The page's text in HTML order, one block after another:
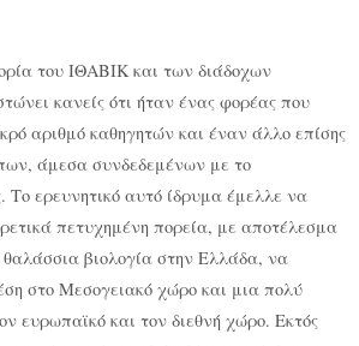
του ΙΘΑΒΙΚ και των διάδοχων
κανείς ότι ήταν ένας φορέας που
αριθμό καθηγητών και έναν άλλο επίσης
άμεσα συνδεδεμένων με το
Το ερευνητικό αυτό ίδρυμα έμελλε να
πετυχημένη πορεία, με αποτέλεσμα
βιολογία στην Ελλάδα, να
στο Μεσογειακό χώρο και μια πολύ
ευρωπαϊκό και τον διεθνή χώρο. Εκτός